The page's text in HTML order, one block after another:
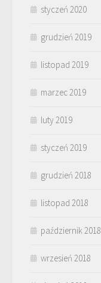
styczeń 2020
grudzień 2019
listopad 2019
marzec 2019
luty 2019
styczeń 2019
grudzień 2018
listopad 2018
październik 2018
wrzesień 2018